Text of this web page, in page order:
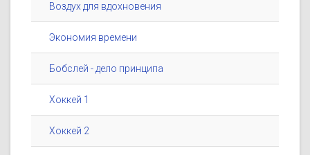
Воздух для вдохновения
Экономия времени
Бобслей - дело принципа
Хоккей 1
Хоккей 2